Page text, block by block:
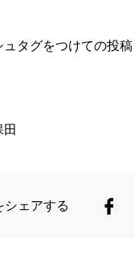
タグをつけての投
シェアする